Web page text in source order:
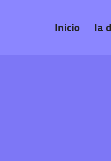
Inicio la